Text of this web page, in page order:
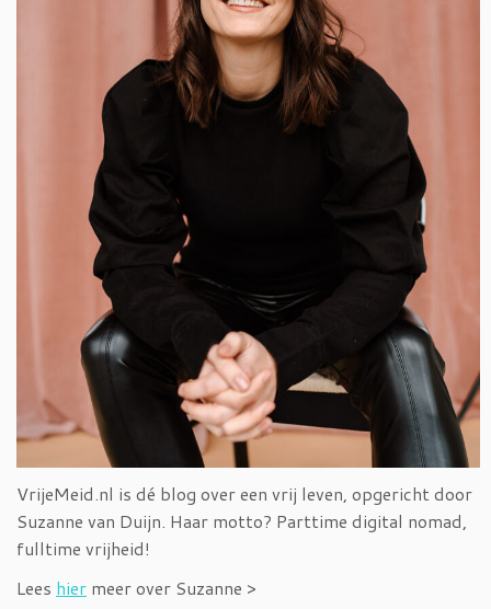
VrijeMeid.nl is dé blog over een vrij leven, opgericht door
Suzanne van Duijn. Haar motto? Parttime digital nomad,
fulltime vrijheid!
Lees hier meer over Suzanne >